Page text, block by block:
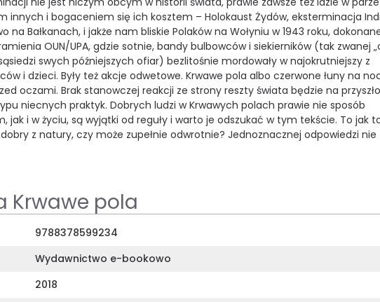
innych i bogaceniem się ich kosztem – Holokaust Żydów, eksterminacja
na Bałkanach, i jakże nam bliskie Polaków na Wołyniu w 1943 roku,
OUN/UPA, gdzie sotnie, bandy bulbowców i siekierników (tak zwanej
swych późniejszych ofiar) bezlitośnie mordowały w najokrutniejszy z
i dzieci. Były też akcje odwetowe. Krwawe pola albo czerwone łuny na
oczami. Brak stanowczej reakcji ze strony reszty świata będzie na
niecnych praktyk. Dobrych ludzi w Krwawych polach prawie nie sposób
jak i w życiu, są wyjątki od reguły i warto je odszukać w tym tekście. To jak
z natury, czy może zupełnie odwrotnie? Jednoznacznej odpowiedzi nie
Krwawe pola
9788378599234
Wydawnictwo e-bookowo
2018